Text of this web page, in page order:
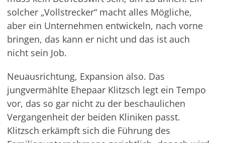
solcher „Vollstrecker“ macht alles Mögliche,
aber ein Unternehmen entwickeln, nach vorne
bringen, das kann er nicht und das ist auch
nicht sein Job.
Neuausrichtung, Expansion also. Das
jungvermählte Ehepaar Klitzsch legt ein Tempo
vor, das so gar nicht zu der beschaulichen
Vergangenheit der beiden Kliniken passt.
Klitzsch erkämpft sich die Führung des